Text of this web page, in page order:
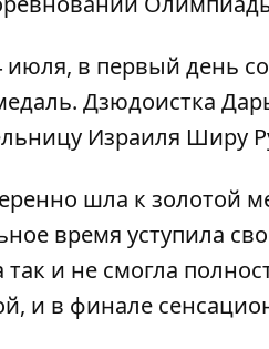
июля, в первый день
Дзюдоистка
Израиля Ширу
шла к золотой
время уступила
так и не смогла
и в финале